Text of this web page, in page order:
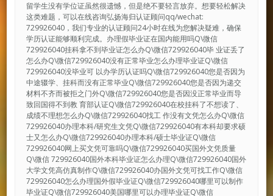
留学生没有学位证虽然很遗憾，但是绝不要轻言放弃。想要轻松解决
这类难题，可以在线咨询弘扬海归认证顾问qq/wechat:
729926040，我们专业的认证顾问24小时在线为您解决疑难，确保
学历认证能够顺利完成。办理假毕业证在国内能用吗Q\微信
729926040挂科拿不到毕业证怎么办Q\微信729926040毕 业证丢了
怎么办Q\微信729926040没有正常毕业怎么办理毕业证Q\微信
729926040没毕业可 以办学历认证吗Q\微信729926040您是否因为
中途辍学、挂科而没有正常毕业Q\微信729926040您是否因为递交
材料不齐而被拒之门外Q\微信729926040您是否因没正常毕业而导
致回国得不到教 育部认证Q\微信729926040在校挂科了不想读了、
成绩不理想怎么办Q\微信729926040找工 作没有文凭怎么办Q\微信
729926040办理本科/研究生文凭Q\微信729926040有本科却要求硕
士又怎么办Q\微信729926040办理本科/硕士毕业证Q\微信
729926040网上买文凭可靠吗Q\微信729926040买国外文凭质量
Q\微信 729926040国外本科毕业证怎么办理Q\微信729926040国外
大学文凭高仿真制作Q\微信729926040办国外文凭可找工作Q\微信
729926040怎么办理国外假毕业证Q\微信729926040哪里可以制作
毕业证Q\微信729926040美国哪里可以办理毕业证Q\微信